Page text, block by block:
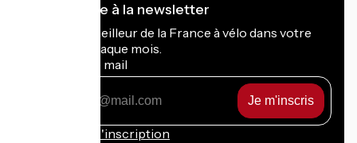
Je m'abonne à la newsletter
Recevez le meilleur de la France à vélo dans votre
boîte mail chaque mois.
Mon adresse mail
Conditions d'inscription